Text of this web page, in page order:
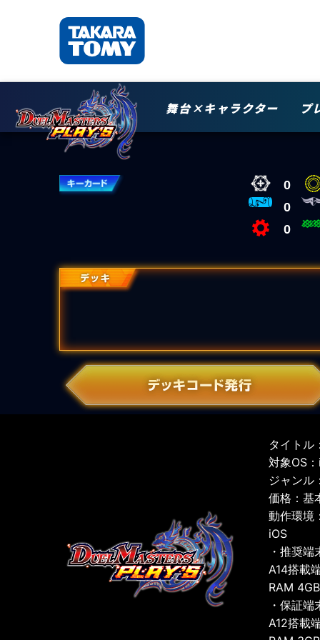
舞台×キャラクター プ
0
0
0
タイトル
対象OS
ジャンル
価格：基
動作環境
iOS
・推奨端
A14搭載
RAM
・保証端
A12搭載